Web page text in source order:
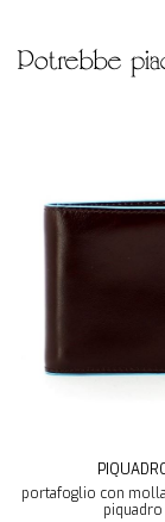
potrebbe
portafoglio con
piquadro